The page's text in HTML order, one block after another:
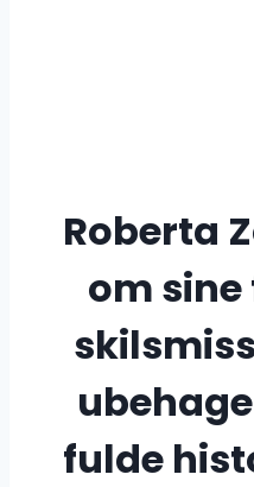
Roberta
om
fulde